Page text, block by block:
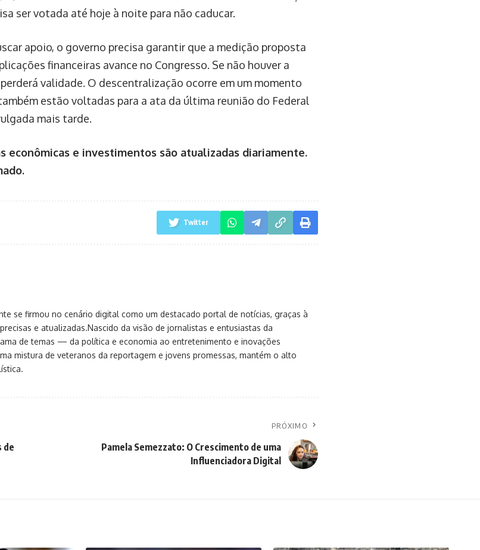
ser votada até hoje à noite para não caducar.
apoio, o governo precisa garantir que a medição proposta
financeiras avance no Congresso. Se não houver a
validade. O descentralização ocorre em um momento
estão voltadas para a ata da última reunião do Federal
mais tarde.
econômicas e investimentos são atualizadas diariamente.
Twitter
se firmou no cenário digital como um destacado portal de notícias, graças à
e atualizadas.Nascido da visão de jornalistas e entusiastas da
de temas — da política e economia ao entretenimento e inovações
mistura de veteranos da reportagem e jovens promessas, mantém o alto
de
PRÓXIMO
Pamela Semezzato: O Crescimento de uma
Influenciadora Digital